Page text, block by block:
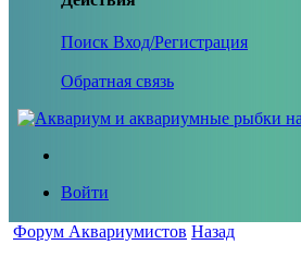
Поиск Вход/Регистрация
Обратная связь
Войти
Форум Аквариумистов Назад